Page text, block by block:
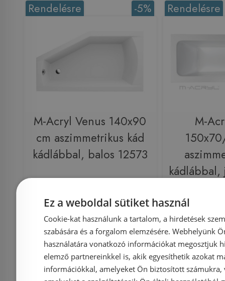
-5%
Rendelésre
M-Acryl Venus 140x90
cm aszimmetrikus kád
kádlábbal, balos 12573
Azonosító: 206481
Cikkszám: 12573
155 000 Ft147 250 Ft
Rendelésre
M-
kádlábbal,
149 000 Ft
Ez a weboldal sütiket használ
Cookie-kat használunk a tartalom, a hirdetések
szabására és a forgalom elemzésére. Webhelyünk
használatára vonatkozó információkat megosztjuk
elemző partnereinkkel is, akik egyesíthetik azokat
információkkal, amelyeket Ön biztosított számukra,